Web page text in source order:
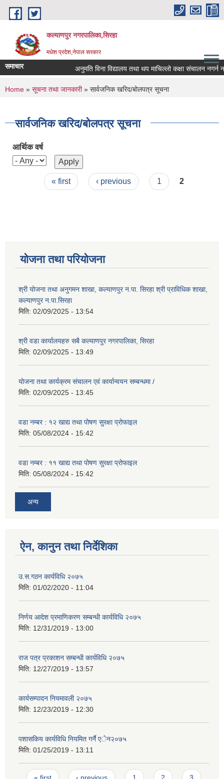
Skip to main content
कल्याणपुर नगरपालिका,सिरहा
मधेश प्रदेश,नेपाल सरकार
समाचार अनुमति विना विद्यालय तथा थप माचिल्लो कक्षा संचालन नगर्न
You are here
Home » सूचना तथा जानकारी» सार्वजनिक खरिद/बोलपत्र सूचना
सार्वजनिक खरिद/बोलपत्र सूचना
आर्थिक वर्ष
Pages« first ‹ previous 1 2
योजना तथा परियोजना
श्री योजना तथा अनुगमन शाखा, कल्याणपुर न.पा. सिरहा श्री प्राविधिक शाखा,
कल्याणपुर न.पा.सिरहा
मिति: 02/09/2025 - 13:54
श्री वडा कार्यालयहरु सबै कल्याणपुर नगरपालिका, सिरहा
मिति: 02/09/2025 - 13:49
योजना तथा कार्यक्रम संचालन एवं कार्यान्वयन सम्बन्धमा /
मिति: 02/09/2025 - 13:45
वडा नम्बर : १२ खाद्य तथा पोषण सुरक्षा प्रोफाइल
मिति: 05/08/2024 - 15:42
वडा नम्बर : ११ खाद्य तथा पोषण सुरक्षा प्रोफाइल
मिति: 05/08/2024 - 15:42
अन्य
ऐन, कानुन तथा निर्देशिका
उ.स.गठन कार्यविधि २०७५
मिति: 01/02/2020 - 11:04
निर्णय आदेश प्रमाणिकरण सम्बन्धी कार्यविधि २०७५
मिति: 12/31/2019 - 13:00
राज पत्र प्रकाशन सम्बन्धी कार्यविधि २०७५
मिति: 12/27/2019 - 13:57
कार्यसम्पादन नियमावली २०७५
मिति: 12/23/2019 - 12:30
पशासकिय कार्यविधि नियमित गर्नै एेन२०७५
मिति: 01/25/2019 - 13:11